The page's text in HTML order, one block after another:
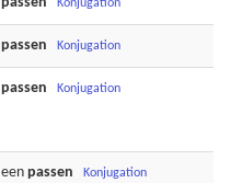
Konjugation
passen Konjugation
passen Konjugation
een passen Konjugation